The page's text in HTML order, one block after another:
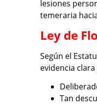
lesiones
temeraria
Ley de
Según el
evidencia
Tan